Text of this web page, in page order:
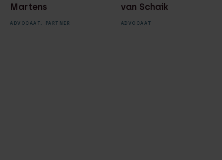
Martens
ADVOCAAT, PARTNER
van Schaik
ADVOCAAT